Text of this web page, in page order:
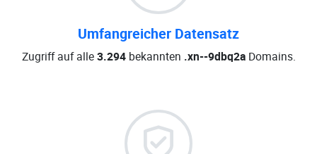
Umfangreicher Datensatz
Zugriff auf alle3.294bekannten .xn--9dbq2aDomains.